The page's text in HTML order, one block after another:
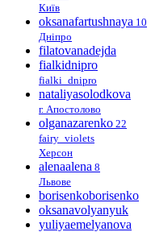
Київ
oksanafartushnaya 10
Дніпро
filatovanadejda
fialkidnipro
fialki_dnipro
nataliyasolodkova
г. Апостолово
olganazarenko 22
fairy_violets
Херсон
alenaalena 8
Львове
borisenkoborisenko
oksanavolyanyuk
yuliyaemelyanova